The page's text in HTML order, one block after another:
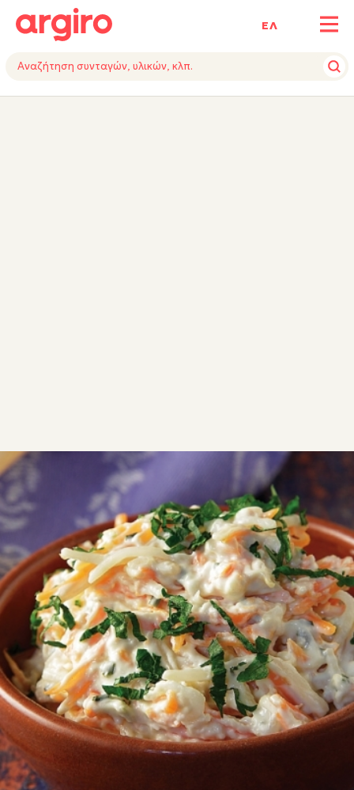
ΕΛ
ΥΛΙΚΑΕΚΤΕΛΕΣΗ
ΑΛΜΥΡΑ ΣΑΛΑΤΕΣ
Λαχανοσαλάτα με μαγιονέζα
(Coleslaw)
Σαλάτα λάχανο καρότο με μαγιονέζα από την
Αργυρώ Μαρμπαρίγου! H coleslaw συνοδεύει τέλεια
όλα τα ψητά κρέατα. Μπορείτε ακόμα να τη
χρησιμοποιήσετε σαν επάλειψη σε ψωμάκια
χάμπουργκερ.
1 0:10
6 10 λεπτά